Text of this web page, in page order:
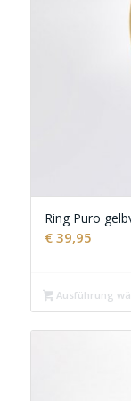
Ring Puro
€39,95
Ausführung